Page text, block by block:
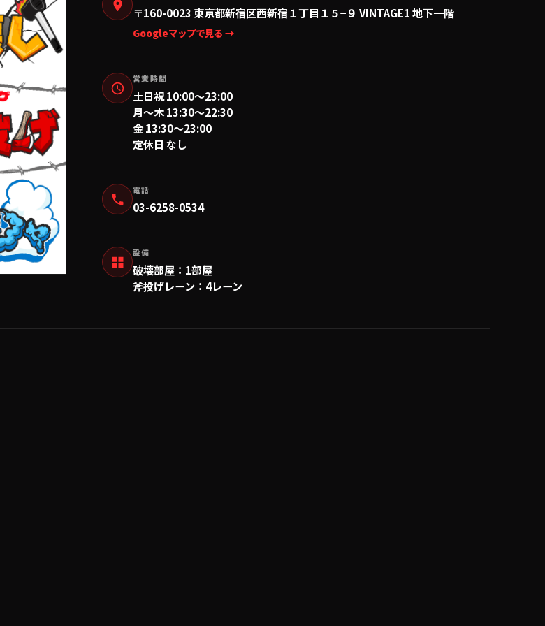
〒160-0023 東京都新宿区西新宿１丁目１５−９ VINTAGE1 地下一階
Googleマップで見る →
営業時間
土日祝 10:00〜23:00
月〜木 13:30〜22:30
金 13:30〜23:00
定休日 なし
電話
03-6258-0534
設備
破壊部屋 ： 1部屋
斧投げレーン ： 4レーン